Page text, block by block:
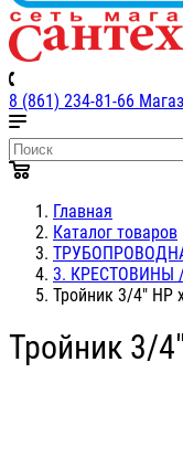
8 (861) 234-81-66
Главная
Каталог товаров
3. КРЕСТОВИНЫ
Тройник 3/4" НР
Тройник 3/